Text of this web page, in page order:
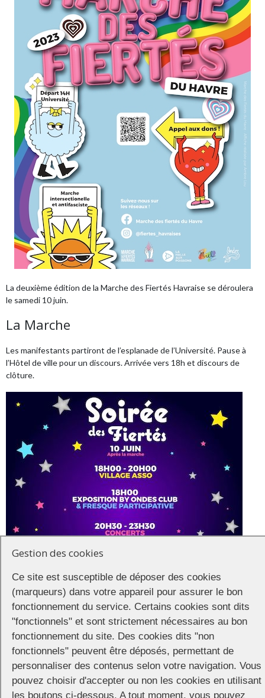
La deuxième édition de la Marche des Fiertés Havraise se déroulera
le samedi 10 juin.
La Marche
Les manifestants partiront de l’esplanade de l’Université. Pause à
l’Hôtel de ville pour un discours. Arrivée vers 18h et discours de
clôture.
La soirée
Les festivités se dérouleront dans un village associatif installé à la
Halle aux poissons dès 18h. Stands des associations partenaires,
exposition d’artistes queer.
Gestion des cookies
Ce site est susceptible de déposer des cookies
(marqueurs) dans votre appareil pour assurer le bon
fonctionnement du service. Certains cookies sont dits
"fonctionnels" et sont strictement nécessaires au bon
fonctionnement du site. Des cookies dits "non
fonctionnels" peuvent être déposés, permettant de
personnaliser des contenus selon votre navigation. Vous
pouvez choisir d'accepter ou non les cookies en utilisant
les boutons ci-dessous. A tout moment, vous pouvez